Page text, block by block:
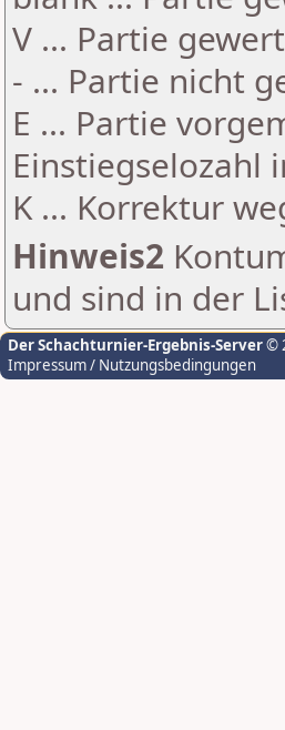
V ... Partie
- ... Partie nicht
E ... Partie
Einstiegselozahl
K ... Korrektur
Hinweis2
und sind in der
Der Schachturnier-Ergebnis-Server©
Impressum / Nutzungsbedingungen